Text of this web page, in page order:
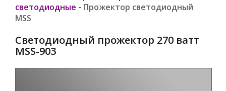
светодиодные - Прожектор светодиодный
MSS
Светодиодный прожектор 270 ватт
MSS-903